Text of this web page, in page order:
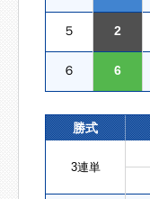
５ 2
６ 6
勝式
3連単